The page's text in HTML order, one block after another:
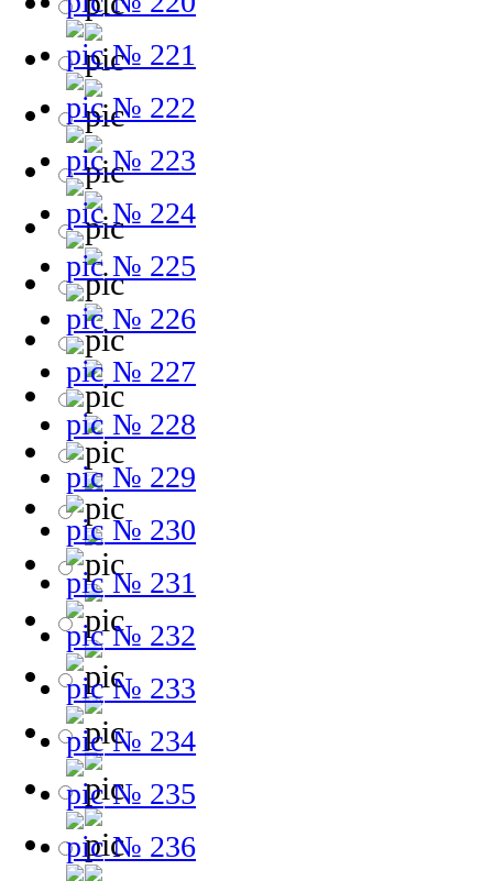
№ 221
№ 222
№ 223
№ 224
№ 225
№ 226
№ 227
№ 228
№ 229
№ 230
№ 231
№ 232
№ 233
№ 234
№ 235
№ 236